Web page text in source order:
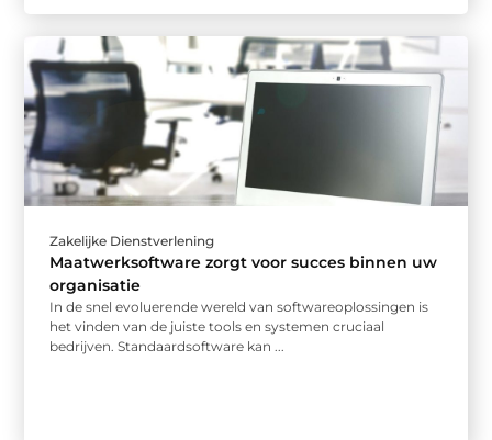
Zakelijke Dienstverlening
Maatwerksoftware zorgt voor succes binnen uw
organisatie
In de snel evoluerende wereld van softwareoplossingen is
het vinden van de juiste tools en systemen cruciaal
bedrijven. Standaardsoftware kan ...